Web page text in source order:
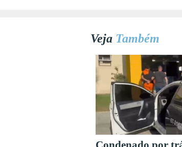
Veja Também